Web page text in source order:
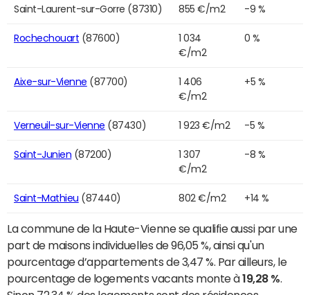
Saint-Laurent-sur-Gorre (87310) 855 €/m2 -9 %
Rochechouart (87600)
1 034
€/m2
0 %
Aixe-sur-Vienne (87700)
1 406
€/m2
+5 %
Verneuil-sur-Vienne (87430) 1 923 €/m2 -5 %
Saint-Junien (87200)
1 307
€/m2
-8 %
Saint-Mathieu (87440) 802 €/m2 +14 %
La commune de la Haute-Vienne se qualifie aussi par une
part de maisons individuelles de 96,05 %, ainsi qu'un
pourcentage d’appartements de 3,47 %. Par ailleurs, le
pourcentage de logements vacants monte à19,28 %